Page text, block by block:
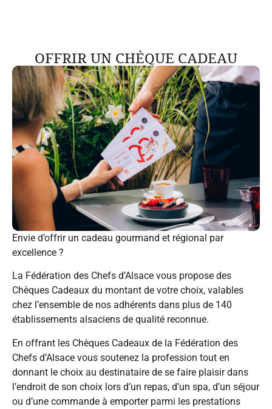
OFFRIR UN CHÈQUE CADEAU
Envie d’offrir un cadeau gourmand et régional par
excellence ?
La Fédération des Chefs d’Alsace vous propose des
Chèques Cadeaux du montant de votre choix, valables
chez l’ensemble de nos adhérents dans plus de 140
établissements alsaciens de qualité reconnue.
En offrant les Chèques Cadeaux de la Fédération des
Chefs d’Alsace vous soutenez la profession tout en
donnant le choix au destinataire de se faire plaisir dans
l’endroit de son choix lors d’un repas, d’un spa, d’un séjour
ou d’une commande à emporter parmi les prestations